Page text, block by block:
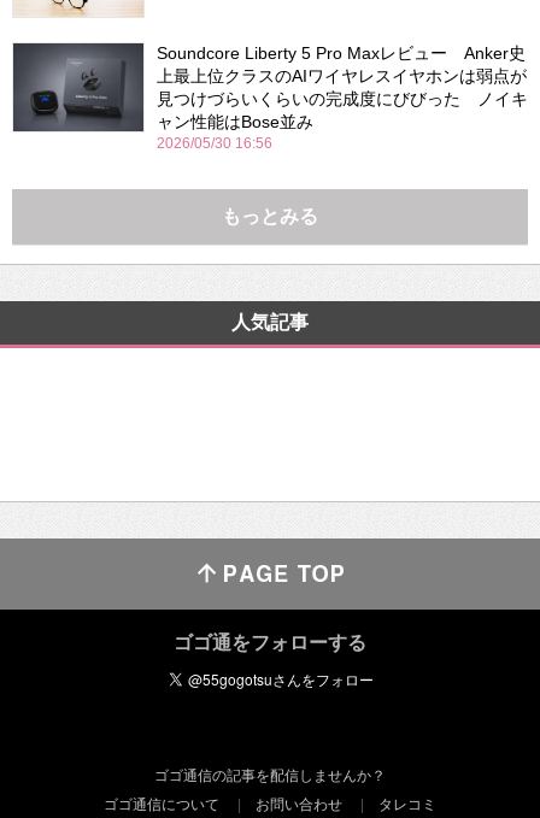
Soundcore Liberty 5 Pro Maxレビュー Anker史
上最上位クラスのAIワイヤレスイヤホンは弱点が
見つけづらいくらいの完成度にびびった ノイキ
ャン性能はBose並み
2026/05/30 16:56
もっとみる
人気記事
ゴゴ通をフォローする
ゴゴ通信の記事を配信しませんか？
ゴゴ通信について
お問い合わせ タレコミ